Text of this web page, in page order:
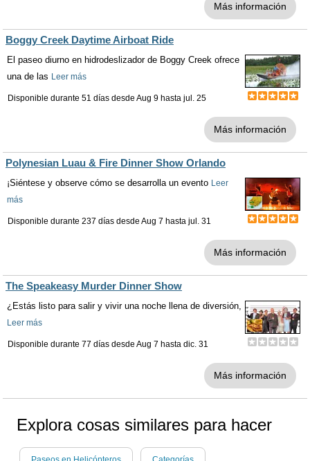
Más información
Boggy Creek Daytime Airboat Ride
El paseo diurno en hidrodeslizador de Boggy Creek ofrece
una de las Leer más
Disponible durante 51 días desde Aug 9 hasta jul. 25
Más información
Polynesian Luau & Fire Dinner Show Orlando
¡Siéntese y observe cómo se desarrolla un evento Leer
más
Disponible durante 237 días desde Aug 7 hasta jul. 31
Más información
The Speakeasy Murder Dinner Show
¿Estás listo para salir y vivir una noche llena de diversión,
Leer más
Disponible durante 77 días desde Aug 7 hasta dic. 31
Más información
Explora cosas similares para hacer